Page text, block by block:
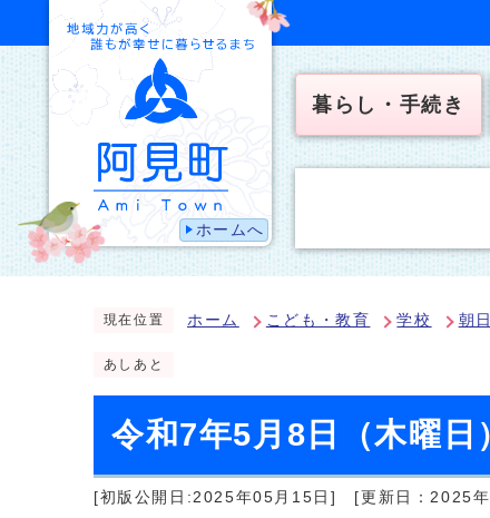
ホームへ
暮らし・手続き
現在位置 ホーム こども・教育 学校 朝
あしあと
令和7年5月8日（木曜日
[初版公開日:2025年05月15日] [更新日：2025